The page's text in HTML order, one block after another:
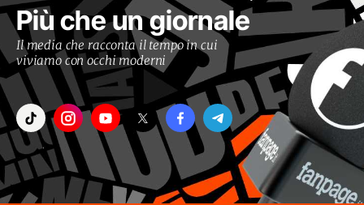
Più che un giornale
Il media che racconta il tempo in cui
viviamo con occhi moderni